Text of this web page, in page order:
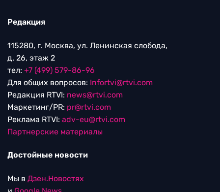
Редакция
115280, г. Москва, ул. Ленинская слобода,
д. 26, этаж 2
тел: +7 (499) 579-86-96
Для общих вопросов: Infortvi@rtvi.com
Редакция RTVI: news@rtvi.com
Маркетинг/PR: pr@rtvi.com
Реклама RTVI: adv-eu@rtvi.com
Партнерские материалы
Достойные новости
Мы в Дзен.Новостях